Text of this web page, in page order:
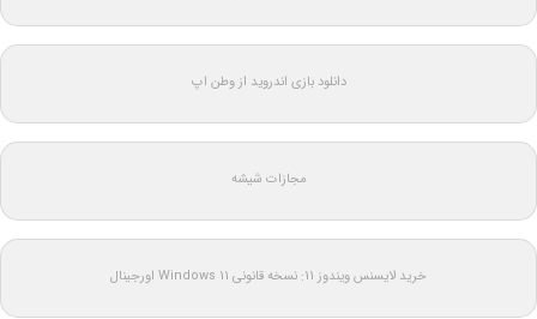
دانلود بازی اندروید از وطن اپ
مجازات شیشه
خرید لایسنس ویندوز 11: نسخه قانونی Windows 11 اورجینال